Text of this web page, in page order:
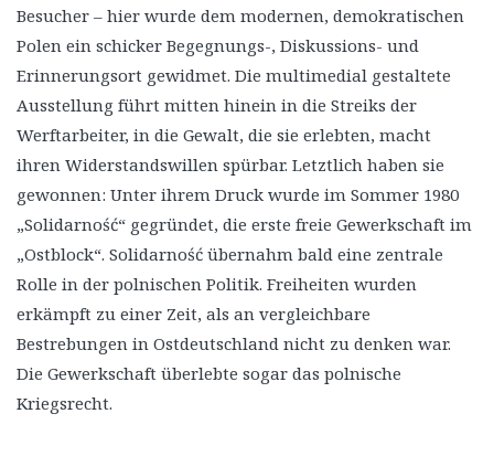
Besucher – hier wurde dem modernen, demokratischen
Polen ein schicker Begegnungs-, Diskussions- und
Erinnerungsort gewidmet. Die multimedial gestaltete
Ausstellung führt mitten hinein in die Streiks der
Werftarbeiter, in die Gewalt, die sie erlebten, macht
ihren Widerstandswillen spürbar. Letztlich haben sie
gewonnen: Unter ihrem Druck wurde im Sommer 1980
„Solidarność“ gegründet, die erste freie Gewerkschaft im
„Ostblock“. Solidarność übernahm bald eine zentrale
Rolle in der polnischen Politik. Freiheiten wurden
erkämpft zu einer Zeit, als an vergleichbare
Bestrebungen in Ostdeutschland nicht zu denken war.
Die Gewerkschaft überlebte sogar das polnische
Kriegsrecht.